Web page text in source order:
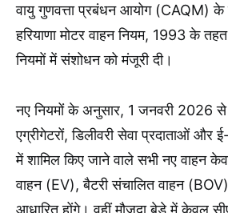
वायु गुणवत्ता प्रबंधन आयोग (CAQM) के
हरियाणा मोटर वाहन नियम, 1993 के
नियमों में संशोधन को मंजूरी दी।
नए नियमों के अनुसार, 1 जनवरी 2026 से
एग्रीगेटरों, डिलीवरी सेवा प्रदाताओं और
में शामिल किए जाने वाले सभी नए वाहन
वाहन (EV), बैटरी संचालित वाहन
आधारित होंगे। वहीं मौजूदा बेड़े में केवल